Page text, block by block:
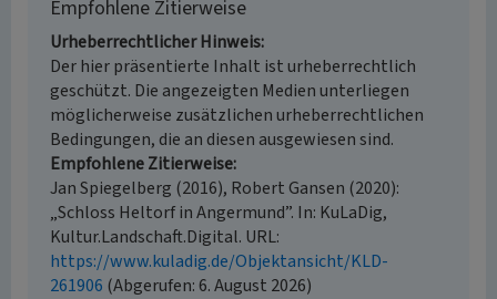
Empfohlene Zitierweise
Urheberrechtlicher Hinweis
Der hier präsentierte Inhalt ist urheberrechtlich
geschützt. Die angezeigten Medien unterliegen
möglicherweise zusätzlichen urheberrechtlichen
Bedingungen, die an diesen ausgewiesen sind.
Empfohlene Zitierweise
Jan Spiegelberg (2016), Robert Gansen (2020):
„Schloss Heltorf in Angermund”. In: KuLaDig,
Kultur.Landschaft.Digital. URL:
https://www.kuladig.de/Objektansicht/KLD-
261906 (Abgerufen: 6. August 2026)